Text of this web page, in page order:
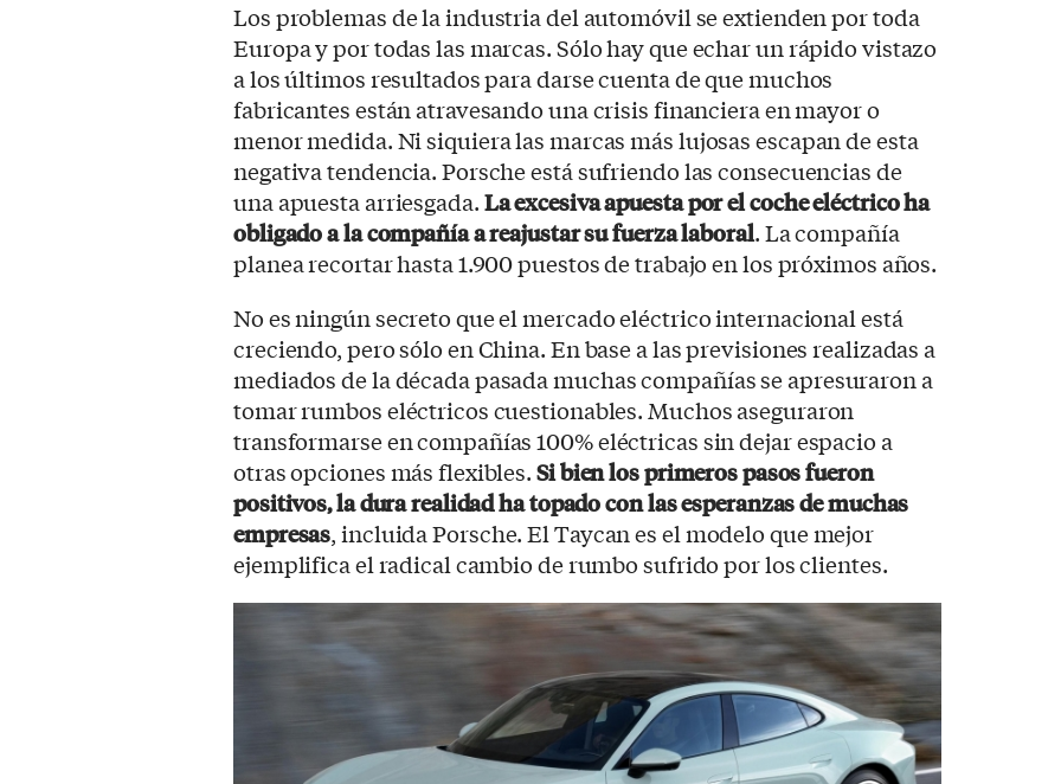
Los problemas de la industria del automóvil se extienden por toda
Europa y por todas las marcas. Sólo hay que echar un rápido vistazo
a los últimos resultados para darse cuenta de que muchos
fabricantes están atravesando una crisis financiera en mayor o
menor medida. Ni siquiera las marcas más lujosas escapan de esta
negativa tendencia. Porsche está sufriendo las consecuencias de
una apuesta arriesgada.La excesiva apuesta por el coche eléctrico ha
obligado a la compañía a reajustar su fuerza laboral. La compañía
planea recortar hasta 1.900 puestos de trabajo en los próximos años.
No es ningún secreto que el mercado eléctrico internacional está
creciendo, pero sólo en China. En base a las previsiones realizadas a
mediados de la década pasada muchas compañías se apresuraron a
tomar rumbos eléctricos cuestionables. Muchos aseguraron
transformarse en compañías 100% eléctricas sin dejar espacio a
otras opciones más flexibles.Si bien los primeros pasos fueron
positivos, la dura realidad ha topado con las esperanzas de muchas
empresas, incluida Porsche. El Taycan es el modelo que mejor
ejemplifica el radical cambio de rumbo sufrido por los clientes.